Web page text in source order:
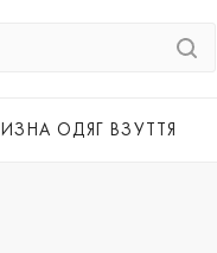
ОДЯГ ВЗУТТЯ